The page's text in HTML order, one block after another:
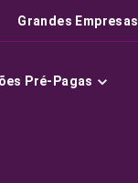
Grandes Empresas
Pré-Pagas